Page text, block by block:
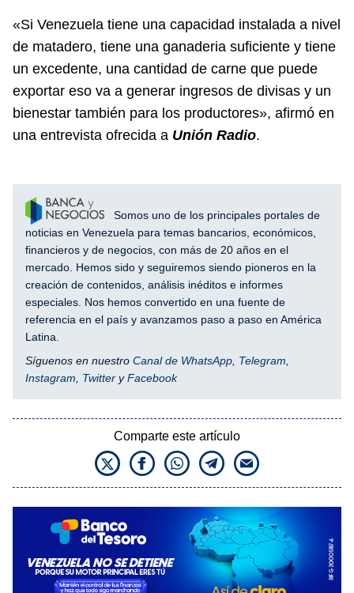
«Si Venezuela tiene una capacidad instalada a nivel
de matadero, tiene una ganaderia suficiente y tiene
un excedente, una cantidad de carne que puede
exportar eso va a generar ingresos de divisas y un
bienestar también para los productores», afirmó en
una entrevista ofrecida a Unión Radio.
Somos uno de los principales portales de
noticias en Venezuela para temas bancarios, económicos,
financieros y de negocios, con más de 20 años en el
mercado. Hemos sido y seguiremos siendo pioneros en la
creación de contenidos, análisis inéditos e informes
especiales. Nos hemos convertido en una fuente de
referencia en el país y avanzamos paso a paso en América
Latina.
Síguenos en nuestro Canal de WhatsApp, Telegram,
Instagram, Twitter yFacebook
Comparte este artículo